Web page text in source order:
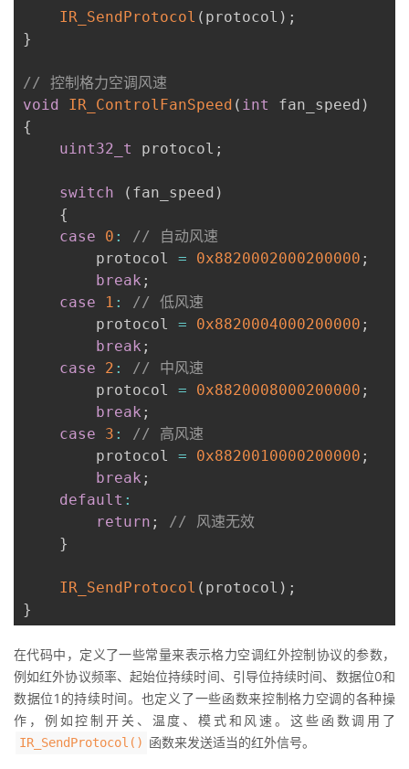
IR_SendProtocol ( protocol ) ;
}
// 控制格力空调风速
void
IR_ControlFanSpeed ( int fan_speed )
{
uint32_t
protocol ;
switch
( fan_speed )
{
case
0 :
// 自动风速
        protocol
= 0x8820002000200000 ;
break ;
case
1 :
// 低风速
        protocol
= 0x8820004000200000 ;
break ;
case
2 :
// 中风速
        protocol
= 0x8820008000200000 ;
break ;
case
3 :
// 高风速
        protocol
= 0x8820010000200000 ;
break ;
default :
return ;
// 风速无效
}
IR_SendProtocol ( protocol ) ;
}
在代码中，定义了一些常量来表示格力空调红外控制协议的参数，
例如红外协议频率、起始位持续时间、引导位持续时间、数据位0和
数据位1的持续时间。也定义了一些函数来控制格力空调的各种操
作，例如控制开关、温度、模式和风速。这些函数调用了
IR_SendProtocol() 函数来发送适当的红外信号。